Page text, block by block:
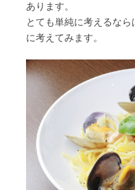
あります。
とても単純に考えるな
に考えてみます。